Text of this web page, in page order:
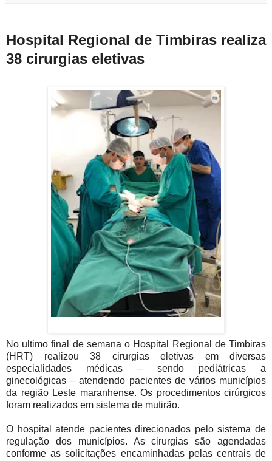
Hospital Regional de Timbiras realiza
38 cirurgias eletivas
No ultimo final de semana o Hospital Regional de Timbiras
(HRT) realizou 38 cirurgias eletivas em diversas
especialidades médicas – sendo pediátricas a
ginecológicas – atendendo pacientes de vários municípios
da região Leste maranhense. Os procedimentos cirúrgicos
foram realizados em sistema de mutirão.
O hospital atende pacientes direcionados pelo sistema de
regulação dos municípios. As cirurgias são agendadas
conforme as solicitações encaminhadas pelas centrais de